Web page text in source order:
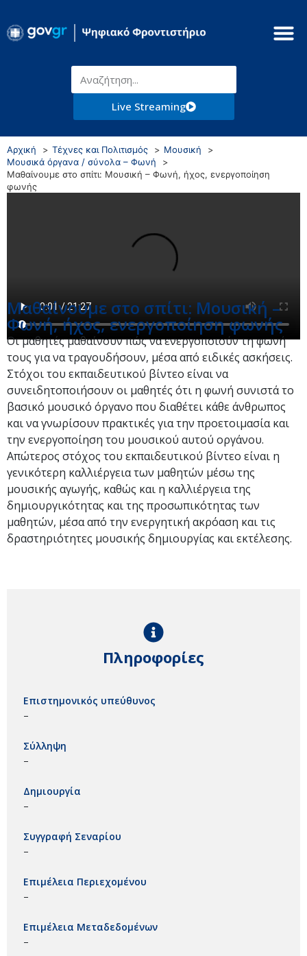
Live Streaming
Αρχική Τέχνες και Πολιτισμός
Μουσική
Μουσικά όργανα / σύνολα – Φωνή
Μαθαίνουμε στο σπίτι: Μουσική – Φωνή, ήχος, ενεργοποίηση
φωνής
Μαθαίνουμε στο σπίτι: Μουσική –
Φωνή, ήχος, ενεργοποίηση φωνής
Οι μαθητές μαθαίνουν πώς να ενεργοποιούν τη φωνή
τους για να τραγουδήσουν, μέσα από ειδικές ασκήσεις.
Στόχοι του εκπαιδευτικού βίντεο είναι να
συνειδητοποιήσουν οι μαθητές ότι η φωνή συνιστά το
βασικό μουσικό όργανο που διαθέτει κάθε άνθρωπος
και να γνωρίσουν πρακτικές για την προετοιμασία και
την ενεργοποίηση του μουσικού αυτού οργάνου.
Απώτερος στόχος του εκπαιδευτικού βίντεο είναι η
γενικότερη καλλιέργεια των μαθητών μέσω της
μουσικής αγωγής, καθώς και η καλλιέργεια της
δημιουργικότητας και της προσωπικότητας των
μαθητών, μέσα από την ενεργητική ακρόαση και τις
δραστηριότητες μουσικής δημιουργίας και εκτέλεσης.
Πληροφορίες
Επιστημονικός υπεύθυνος
–
Σύλληψη
–
Δημιουργία
–
Συγγραφή Σεναρίου
–
Επιμέλεια Περιεχομένου
–
Επιμέλεια Μεταδεδομένων
–